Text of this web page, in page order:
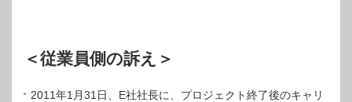
＜従業員側の訴え＞
2011年1月31日、E社社長に、プロジェクト終了後のキャリ